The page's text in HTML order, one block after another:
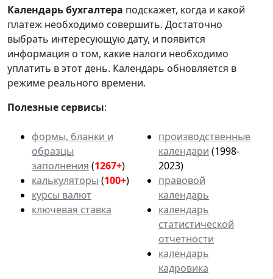
Календарьбухгалтера подскажет, когда и какой
платеж необходимо совершить. Достаточно
выбрать интересующую дату, и появится
информация о том, какие налоги необходимо
уплатить в этот день. Календарь обновляется в
режиме реального времени.
Полезные сервисы:
формы, бланки и
образцы
заполнения (1267+)
калькуляторы (100+)
курсы валют
ключевая ставка
производственные
календари (1998-
2023)
правовой
календарь
календарь
статистической
отчетности
календарь
кадровика